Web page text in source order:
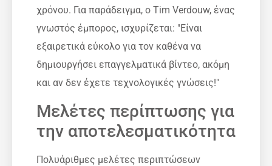
χρόνου. Για παράδειγμα, ο Tim Verdouw, ένας
γνωστός έμπορος, ισχυρίζεται: "Είναι
εξαιρετικά εύκολο για τον καθένα να
δημιουργήσει επαγγελματικά βίντεο, ακόμη
και αν δεν έχετε τεχνολογικές γνώσεις!"
Μελέτες περίπτωσης για
την αποτελεσματικότητα
Πολυάριθμες μελέτες περιπτώσεων